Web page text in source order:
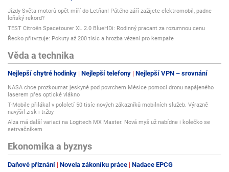
Jízdy Světa motorů opět míří do Letňan! Pátého září zažijete elektromobil, padne
loňský rekord?
TEST Citroën Spacetourer XL 2.0 BlueHDi: Rodinný pracant za rozumnou cenu
Řecko přitvrzuje: Pokuty až 200 tisíc a hrozba vězení pro kempaře
Věda a technika
Nejlepší chytré hodinky Nejlepší telefony Nejlepší VPN – srovnání
NASA chce prozkoumat jeskyně pod povrchem Měsíce pomocí dronu napájeného
laserem přes optické vlákno
T-Mobile přilákal v pololetí 50 tisíc nových zákazníků mobilních služeb. Výrazně
navýšil zisk i tržby
Alza má další variaci na Logitech MX Master. Nová myš už nabídne i kolečko se
setrvačníkem
Ekonomika a byznys
Daňové přiznání Novela zákoníku práce Nadace EPCG